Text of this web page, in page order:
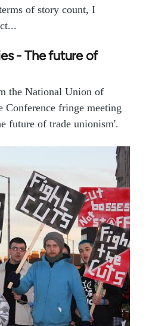
of story count, I
- The future of
the National Union of
Conference fringe meeting
future of trade unionism'.